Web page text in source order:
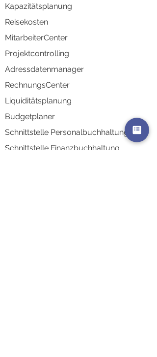
Kapazitätsplanung
Reisekosten
MitarbeiterCenter
Projektcontrolling
Adressdatenmanager
RechnungsCenter
Liquiditätsplanung
Budgetplaner
Schnittstelle Personalbuchhaltung
Schnittstelle Finanzbuchhaltung